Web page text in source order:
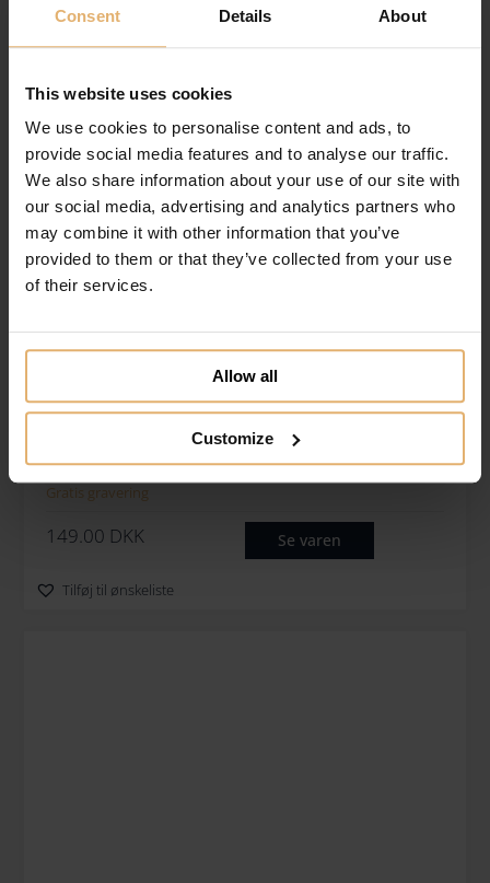
Consent Details About
This website uses cookies
We use cookies to personalise content and ads, to
provide social media features and to analyse our traffic.
We also share information about your use of our site with
our social media, advertising and analytics partners who
may combine it with other information that you’ve
provided to them or that they’ve collected from your use
of their services.
Allow all
Customize
Nordahl Andersen H. C. Andersen Ballerina
Ophæng
Gratis gravering
149.00 DKK Se varen
Tilføj til ønskeliste